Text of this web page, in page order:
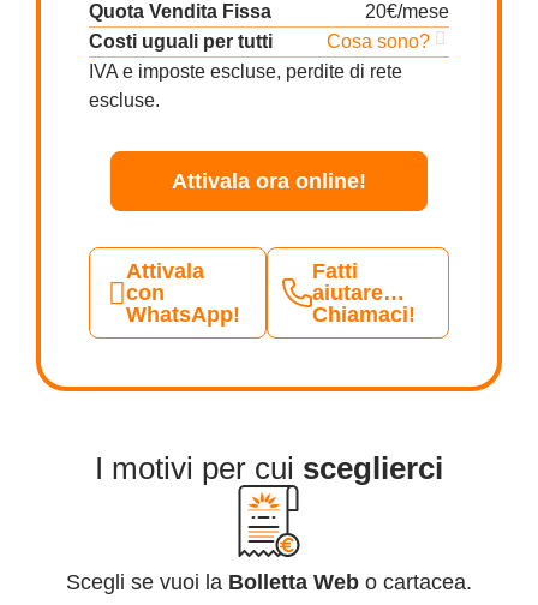
I motivi per cui sceglierci
Scegli se vuoi la Bolletta Web o cartacea.
Quota Vendita Fissa
20€/mese
Costi uguali per tutti
Cosa sono?
IVA e imposte escluse, perdite di rete
escluse.
Attivala ora online!
Attivala
con
WhatsApp!
Fatti
aiutare…
Chiamaci!